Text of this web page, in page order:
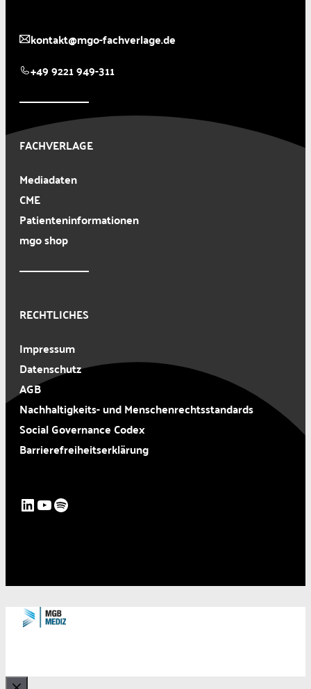
kontakt@mgo-fachverlage.de
+49 9221 949-311
FACHVERLAGE
Mediadaten
CME
Patienteninformationen
mgo shop
RECHTLICHES
Impressum
Datenschutz
AGB
Nachhaltigkeits- und Menschenrechtsstandards
Social Governance Codex
Barrierefreiheitserklärung
LinkedIn
YouTube
Spotify